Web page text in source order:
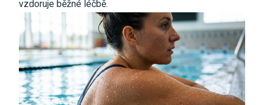
vzdoruje běžné léčbě.